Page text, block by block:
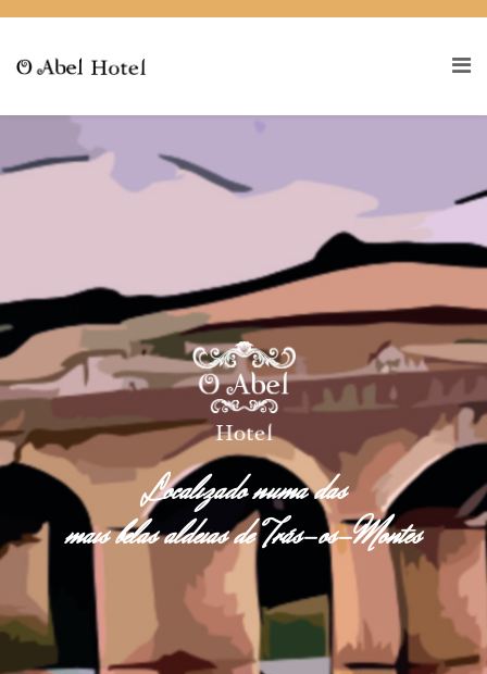
Localizado numa das
mais belas aldeias de Trás-os-Montes